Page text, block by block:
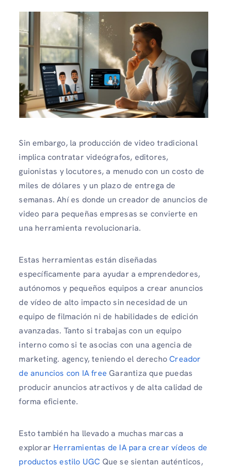
Sin embargo, la producción de video tradicional
implica contratar videógrafos, editores,
guionistas y locutores, a menudo con un costo de
miles de dólares y un plazo de entrega de
semanas. Ahí es donde un creador de anuncios de
video para pequeñas empresas se convierte en
una herramienta revolucionaria.
Estas herramientas están diseñadas
específicamente para ayudar a emprendedores,
autónomos y pequeños equipos a crear anuncios
de vídeo de alto impacto sin necesidad de un
equipo de filmación ni de habilidades de edición
avanzadas. Tanto si trabajas con un equipo
interno como si te asocias con una agencia de
marketing. agency, teniendo el derechoCreador
de anuncios con IA freeGarantiza que puedas
producir anuncios atractivos y de alta calidad de
forma eficiente.
Esto también ha llevado a muchas marcas a
explorar Herramientas de IA para crear vídeos de
productos estilo UGC Que se sientan auténticos,